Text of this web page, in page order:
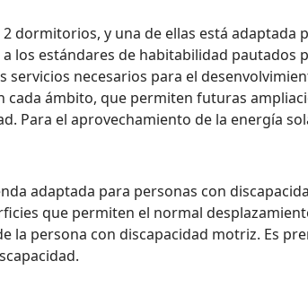
2 dormitorios, y una de ellas está
los estándares de habitabilidad pautados
servicios necesarios para el
cada ámbito, que permiten futuras
Para el aprovechamiento de la energía
adaptada para personas con
que permiten el normal
la persona con discapacidad motriz. Es